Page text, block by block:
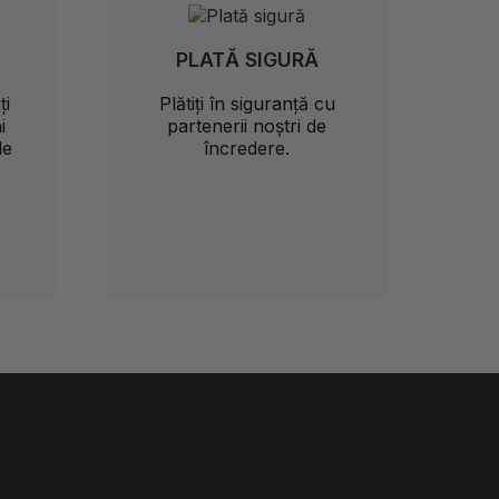
PLATĂ SIGURĂ
Plătiți în siguranță cu
partenerii noștri de
încredere.